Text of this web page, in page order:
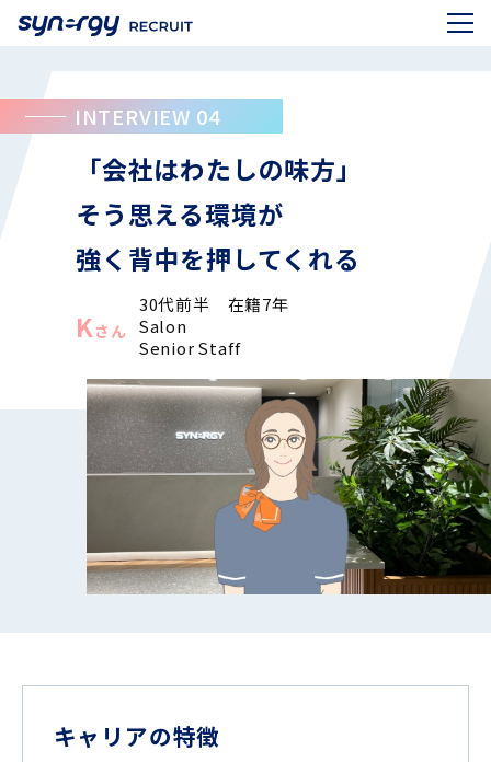
INTERVIEW 04
「会社はわたしの味方」
そう思える環境が
強く背中を押してくれる
Kさん
30代前半 在籍7年
Salon
Senior Staff
キャリアの特徴